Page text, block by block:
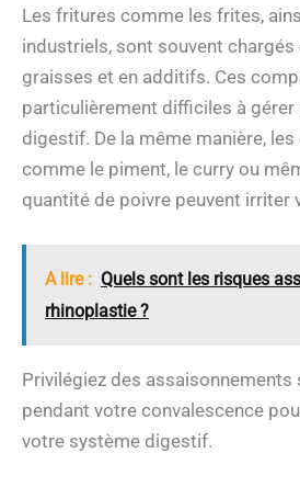
Les fritures comme les frites,
industriels, sont souvent chargés
graisses et en additifs. Ces
particulièrement difficiles à
digestif. De la même manière, les
comme le piment, le curry ou
quantité de poivre peuvent irriter
A lire : Quels sont les risques
rhinoplastie ?
Privilégiez des
pendant votre convalescence
votre système digestif.